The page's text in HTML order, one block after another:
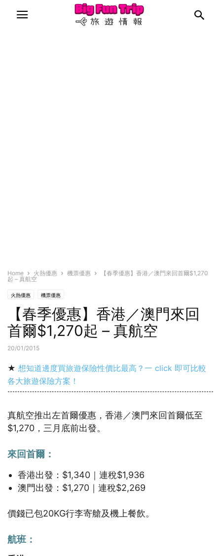
Home 火熱優惠 機票優惠
【春季優惠】香港／澳門來回首爾$1,270
起 – 真航空
火熱優惠 機票優惠
【春季優惠】香港／澳門來回
首爾$1,270起 – 真航空
20/01/2015
★ 想知道邊度買旅遊保險性價比最高？一 click 即可比較
各大旅遊保險方案！
真航空推出左首爾優惠，香港／澳門來回首爾低至
$1,270，三月底前出發。
來回首爾：
香港出發：$1,340｜連稅$1,936
澳門出發：$1,270｜連稅$2,269
價錢已包20KG行李寄艙及機上餐飲。
航班：